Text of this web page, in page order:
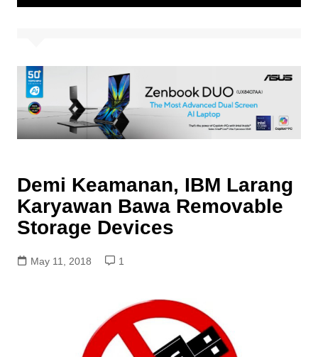
Demi Keamanan, IBM Larang
Karyawan Bawa Removable
Storage Devices
May 11, 2018 1